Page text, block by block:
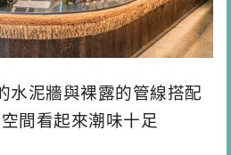
水泥牆與裸露的管線搭配
間看起來潮味十足